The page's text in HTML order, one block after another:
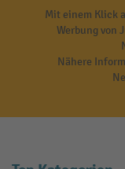
Mit einem Klick
Werbung von
Nähere